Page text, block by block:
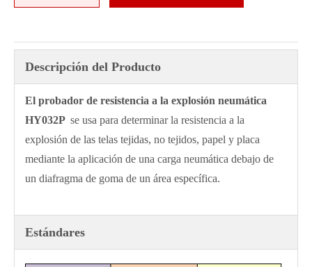
Descripción del Producto
El probador de resistencia a la explosión neumática
HY032P se usa para determinar la resistencia a la
explosión de las telas tejidas, no tejidos, papel y placa
mediante la aplicación de una carga neumática debajo de
un diafragma de goma de un área específica.
Estándares